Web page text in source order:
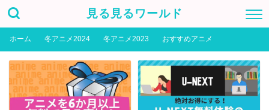
見る見るワールド
ホーム 冬アニメ2024 冬アニメ2023 おすすめアニメ